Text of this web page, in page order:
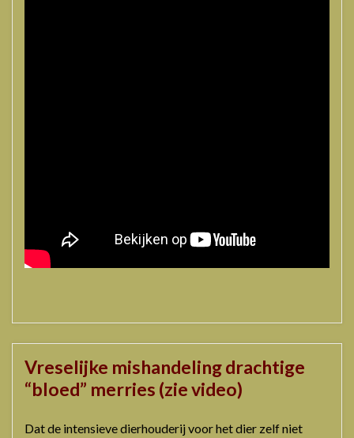
Vreselijke mishandeling drachtige
“bloed” merries (zie video)
Dat de intensieve dierhouderij voor het dier zelf niet